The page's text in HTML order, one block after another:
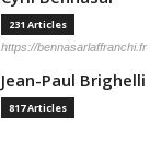
231 Articles
https://bennasarlaffranchi.fr
Jean-Paul Brighelli
817 Articles